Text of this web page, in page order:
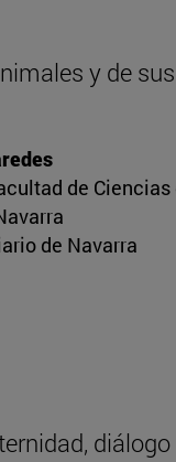
y de
de Ciencias
de Navarra